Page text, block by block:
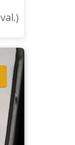
val.)